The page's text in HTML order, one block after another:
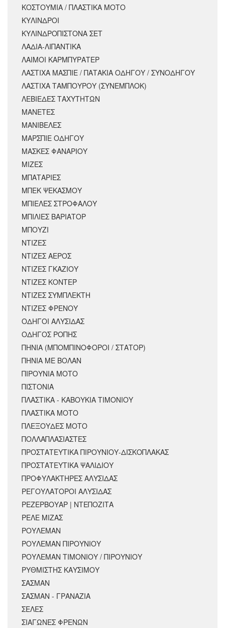
ΚΟΣΤΟΥΜΙΑ / ΠΛΑΣΤΙΚΑ ΜΟΤΟ
ΚΥΛΙΝΔΡΟΙ
ΚΥΛΙΝΔΡΟΠΙΣΤΟΝΑ ΣΕΤ
ΛΑΔΙΑ-ΛΙΠΑΝΤΙΚΑ
ΛΑΙΜΟΙ ΚΑΡΜΠΥΡΑΤΕΡ
ΛΑΣΤΙΧΑ ΜΑΣΠΙΕ / ΠΑΤΑΚΙΑ ΟΔΗΓΟΥ / ΣΥΝΟΔΗΓΟΥ
ΛΑΣΤΙΧΑ ΤΑΜΠΟΥΡΟΥ (ΣΥΝΕΜΠΛΟΚ)
ΛΕΒΙΕΔΕΣ ΤΑΧΥΤΗΤΩΝ
ΜΑΝΕΤΕΣ
ΜΑΝΙΒΕΛΕΣ
ΜΑΡΣΠΙΕ ΟΔΗΓΟΥ
ΜΑΣΚΕΣ ΦΑΝΑΡΙΟΥ
ΜΙΖΕΣ
ΜΠΑΤΑΡΙΕΣ
ΜΠΕΚ ΨΕΚΑΣΜΟΥ
ΜΠΙΕΛΕΣ ΣΤΡΟΦΑΛΟΥ
ΜΠΙΛΙΕΣ ΒΑΡΙΑΤΟΡ
ΜΠΟΥΖΙ
ΝΤΙΖΕΣ
ΝΤΙΖΕΣ ΑΕΡΟΣ
ΝΤΙΖΕΣ ΓΚΑΖΙΟΥ
ΝΤΙΖΕΣ ΚΟΝΤΕΡ
ΝΤΙΖΕΣ ΣΥΜΠΛΕΚΤΗ
ΝΤΙΖΕΣ ΦΡΕΝΟΥ
ΟΔΗΓΟΙ ΑΛΥΣΙΔΑΣ
ΟΔΗΓΟΣ ΡΟΠΗΣ
ΠΗΝΙΑ (ΜΠΟΜΠΙΝΟΦΟΡΟΙ / ΣΤΑΤΟΡ)
ΠΗΝΙΑ ΜΕ ΒΟΛΑΝ
ΠΙΡΟΥΝΙΑ ΜΟΤΟ
ΠΙΣΤΟΝΙΑ
ΠΛΑΣΤΙΚΑ - ΚΑΒΟΥΚΙΑ ΤΙΜΟΝΙΟΥ
ΠΛΑΣΤΙΚΑ ΜΟΤΟ
ΠΛΕΞΟΥΔΕΣ ΜΟΤΟ
ΠΟΛΛΑΠΛΑΣΙΑΣΤΕΣ
ΠΡΟΣΤΑΤΕΥΤΙΚΑ ΠΙΡΟΥΝΙΟΥ-ΔΙΣΚΟΠΛΑΚΑΣ
ΠΡΟΣΤΑΤΕΥΤΙΚΑ ΨΑΛΙΔΙΟΥ
ΠΡΟΦΥΛΑΚΤΗΡΕΣ ΑΛΥΣΙΔΑΣ
ΡΕΓΟΥΛΑΤΟΡΟΙ ΑΛΥΣΙΔΑΣ
ΡΕΖΕΡΒΟΥΑΡ | ΝΤΕΠΟΖΙΤΑ
ΡΕΛΕ ΜΙΖΑΣ
ΡΟΥΛΕΜΑΝ
ΡΟΥΛΕΜΑΝ ΠΙΡΟΥΝΙΟΥ
ΡΟΥΛΕΜΑΝ ΤΙΜΟΝΙΟΥ / ΠΙΡΟΥΝΙΟΥ
ΡΥΘΜΙΣΤΗΣ ΚΑΥΣΙΜΟΥ
ΣΑΣΜΑΝ
ΣΑΣΜΑΝ - ΓΡΑΝΑΖΙΑ
ΣΕΛΕΣ
ΣΙΑΓΩΝΕΣ ΦΡΕΝΩΝ